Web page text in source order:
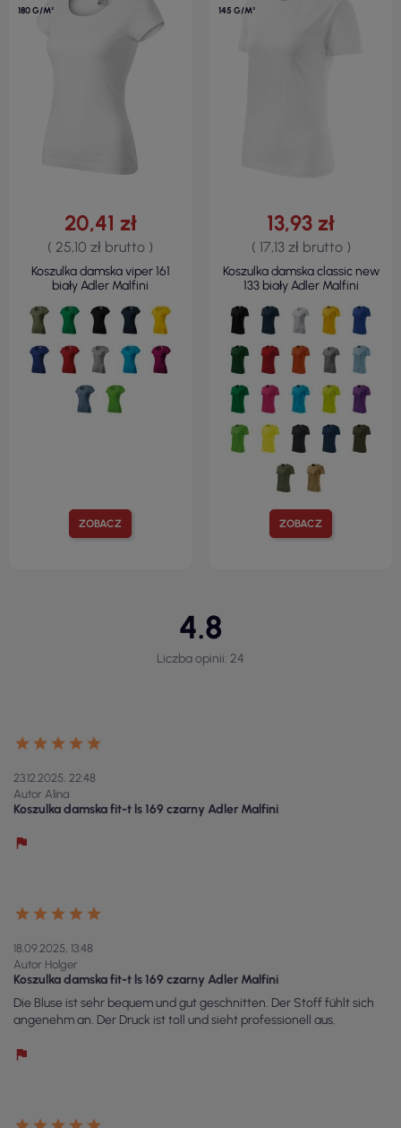
180 G/M²
ZOBACZ
20,41 zł
( 25,10 zł brutto )
Koszulka damska viper 161
biały Adler Malfini
145 G/M²
ZOBACZ
13,93 zł
( 17,13 zł brutto )
Koszulka damska classic new
133 biały Adler Malfini
4.8
Liczba opinii: 24
23.12.2025, 22:48
Autor Alina
Koszulka damska fit-t ls 169 czarny Adler Malfini
18.09.2025, 13:48
Autor Holger
Koszulka damska fit-t ls 169 czarny Adler Malfini
Die Bluse ist sehr bequem und gut geschnitten. Der Stoff fühlt sich
angenehm an. Der Druck ist toll und sieht professionell aus.